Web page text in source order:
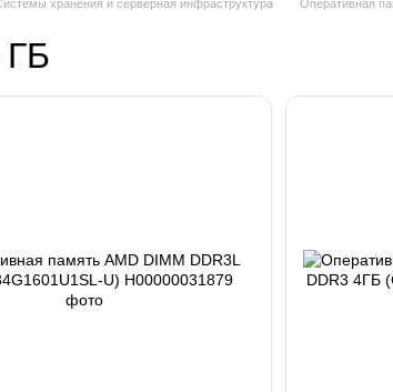
хранения и серверная инфраструктура Оперативная
ГБ